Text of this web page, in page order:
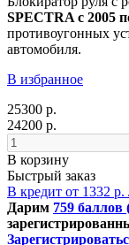
SPECTRA c 2005
противоугонных
автомобиля.
В избранное
25300 р.
24200 р.
В корзину
Быстрый заказ
В кредит от 1332 р.
Дарим 759 баллов